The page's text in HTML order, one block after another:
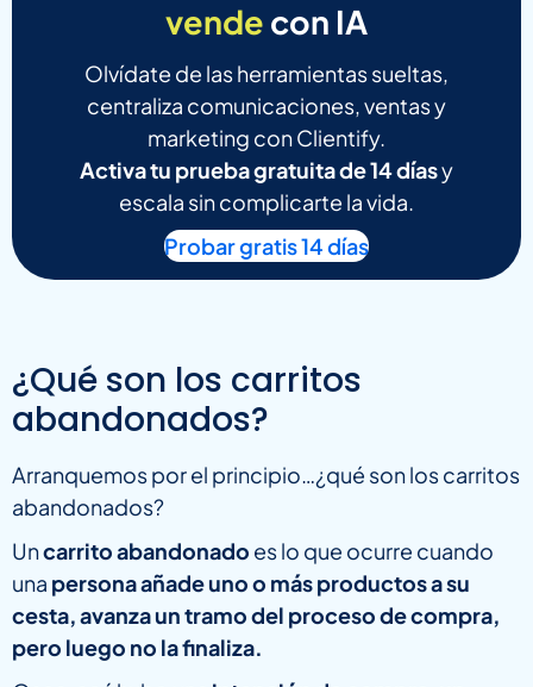
vende con IA
Olvídate de las herramientas sueltas,
centraliza comunicaciones, ventas y
marketing con Clientify.
Activa tu prueba gratuita de 14 díasy
escala sin complicarte la vida.
Probar gratis 14 días
¿Qué son los carritos
abandonados?
Arranquemos por el principio…¿qué son los carritos
abandonados?
Uncarrito abandonado es lo que ocurre cuando
una persona añade uno o más productos a su
cesta, avanza un tramo del proceso de compra,
pero luego no la finaliza.